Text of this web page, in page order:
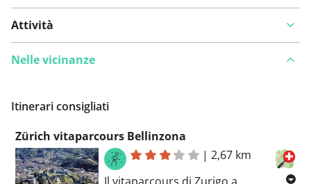
Attività
Nelle vicinanze
Itinerari consigliati
Zürich vitaparcours Bellinzona
|2,67 km